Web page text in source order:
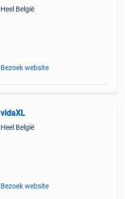
Heel België
Bezoek website
vidaXL
Heel België
Bezoek website